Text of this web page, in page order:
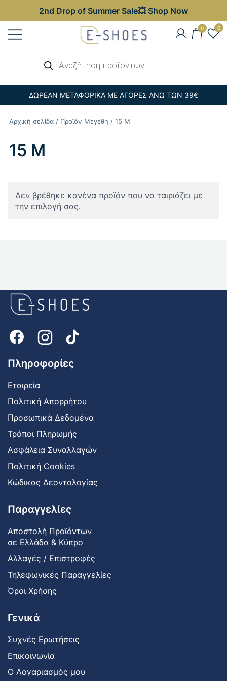
2nd Drop of Summer Sale💥 Shop Now
Παπούτσια – Επώνυμες Τσάντες στις
0 0
προϊόντων
ΔΩΡΕΑΝ ΜΕΤΑΦΟΡΙΚΑ ΜΕ ΑΓΟΡΕΣ ΑΝΩ ΤΩΝ 39€
Αρχική σελίδα / Προϊόν Μεγέθη / 15 M
15 M
Δεν βρέθηκε κανένα προϊόν που να ταιριάζει με
την επιλογή σας.
Πληροφορίες
Εταιρεία
Πολιτική Απορρήτου
Προσωπικά Δεδομένα
Τρόποι Πληρωμής
Ασφάλεια Συναλλαγών
Πολιτική Cookies
Κώδικας Δεοντολογίας
Παραγγελίες
Αποστολή Προϊόντων
σε Ελλάδα & Κύπρο
Αλλαγές / Επιστροφές
Τηλεφωνικές Παραγγελίες
Όροι Χρήσης
Γενικά
Συχνές Ερωτήσεις
Επικοινωνία
Ο Λογαριασμός μου